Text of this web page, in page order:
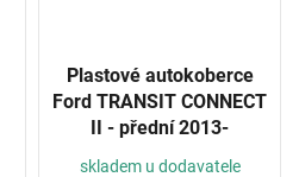
Plastové autokoberce
Ford TRANSIT CONNECT
II - přední 2013-
skladem u dodavatele